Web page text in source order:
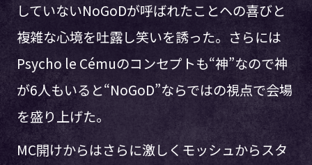
していないNoGoDが呼ばれたことヘの喜びと
複雑な心境を吐露し笑いを誘った。さらには
Psycho le Cémuのコンセプトも“神”なので神
が6人もいると“NoGoD”ならではの視点で会場
を盛り上げた。
MC開けからはさらに激しくモッシュからスタ